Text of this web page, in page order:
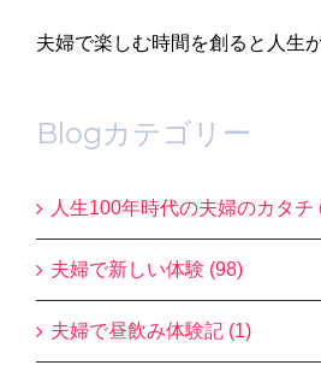
夫婦で楽しむ時間を創ると人生
Blogカテゴリー
人生100年時代の夫婦のカタチ
夫婦で新しい体験 (98)
夫婦で昼飲み体験記 (1)